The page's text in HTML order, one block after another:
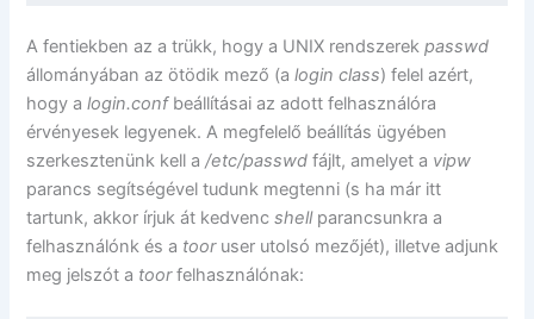
A fentiekben az a trükk, hogy a UNIX rendszerekpasswd
állományában az ötödik mező (alogin class) felel azért,
hogy alogin.confbeállításai az adott felhasználóra
érvényesek legyenek. A megfelelő beállítás ügyében
szerkesztenünk kell a/etc/passwd fájlt, amelyet a vipw
parancs segítségével tudunk megtenni (s ha már itt
tartunk, akkor írjuk át kedvencshellparancsunkra a
felhasználónk és a tooruser utolsó mezőjét), illetve adjunk
meg jelszót a toorfelhasználónak: